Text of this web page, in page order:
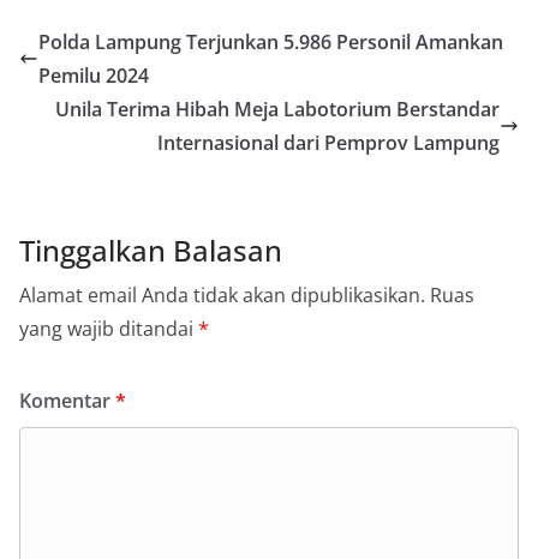
Polda Lampung Terjunkan 5.986 Personil Amankan
Pemilu 2024
Unila Terima Hibah Meja Labotorium Berstandar
Internasional dari Pemprov Lampung
Tinggalkan Balasan
Alamat email Anda tidak akan dipublikasikan. Ruas
yang wajib ditandai *
Komentar*